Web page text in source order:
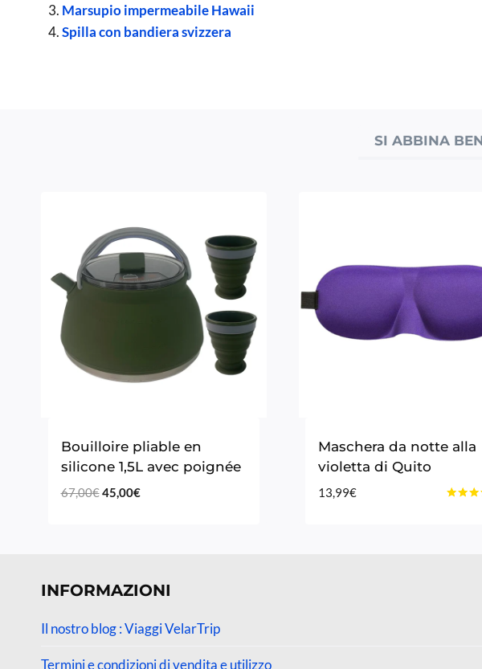
Marsupio impermeabile Hawaii
Spilla con bandiera svizzera
SI ABBINA
Bouilloire pliable en
silicone 1,5L avec poignée
67,00€ Il
45,00€Il
Maschera da notte alla
violetta di Quito
13,99€
INFORMAZIONI
Il nostro blog : Viaggi VelarTrip
Termini e condizioni di vendita e utilizzo